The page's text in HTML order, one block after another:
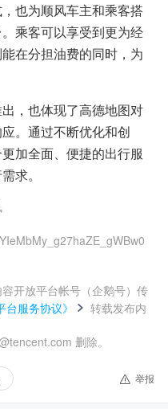
也为顺风车主和乘客搭
乘客可以享受到更为经
在分担油费的同时，为
，也体现了高德地图对
。通过不断优化和创
加全面、便捷的出行服
求。
开放平台帐号（企鹅号）传
台服务协议》
转载发布内
删除。
举报